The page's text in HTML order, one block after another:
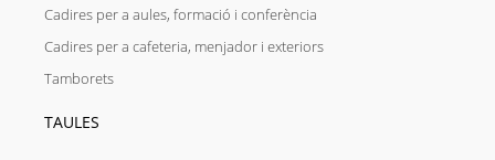
Cadires per a aules, formació i conferència
Cadires per a cafeteria, menjador i exteriors
Tamborets
TAULES